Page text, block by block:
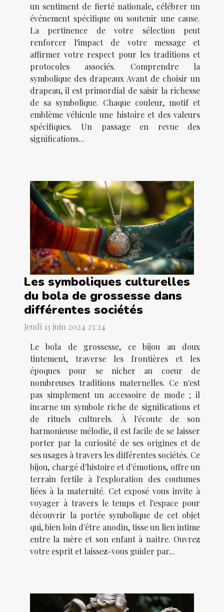
un sentiment de fierté nationale, célébrer un
événement spécifique ou soutenir une cause.
La pertinence de votre sélection peut
renforcer l'impact de votre message et
affirmer votre respect pour les traditions et
protocoles associés. Comprendre la
symbolique des drapeaux Avant de choisir un
drapeau, il est primordial de saisir la richesse
de sa symbolique. Chaque couleur, motif et
emblème véhicule une histoire et des valeurs
spécifiques. Un passage en revue des
significations...
Les symboliques culturelles
du bola de grossesse dans
différentes sociétés
Jeudi 13 juin 2024 23:24
Le bola de grossesse, ce bijou au doux
tintement, traverse les frontières et les
époques pour se nicher au coeur de
nombreuses traditions maternelles. Ce n'est
pas simplement un accessoire de mode ; il
incarne un symbole riche de significations et
de rituels culturels. À l'écoute de son
harmonieuse mélodie, il est facile de se laisser
porter par la curiosité de ses origines et de
ses usages à travers les différentes sociétés. Ce
bijou, chargé d'histoire et d'émotions, offre un
terrain fertile à l'exploration des coutumes
liées à la maternité. Cet exposé vous invite à
voyager à travers le temps et l'espace pour
découvrir la portée symbolique de cet objet
qui, bien loin d'être anodin, tisse un lien intime
entre la mère et son enfant à naître. Ouvrez
votre esprit et laissez-vous guider par...